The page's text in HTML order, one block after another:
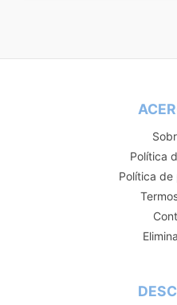
Política
Política